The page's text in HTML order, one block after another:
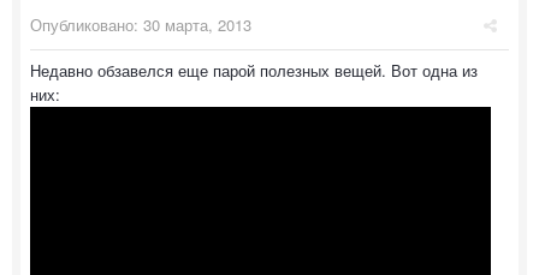
Опубликовано: 30 марта, 2013
Недавно обзавелся еще парой полезных вещей. Вот одна из
них: